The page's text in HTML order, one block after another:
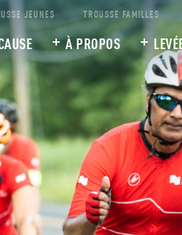
JEUNES TROUSSE FAMILLES
À PROPOS